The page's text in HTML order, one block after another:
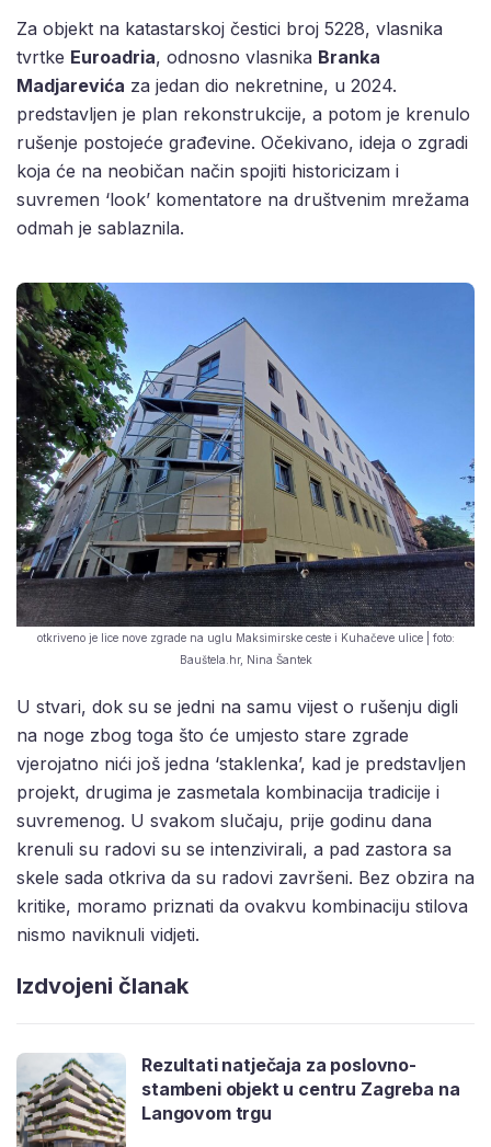
Za objekt na katastarskoj čestici broj 5228, vlasnika
tvrtke Euroadria, odnosno vlasnika Branka
Madjarevića za jedan dio nekretnine, u 2024.
predstavljen je plan rekonstrukcije, a potom je krenulo
rušenje postojeće građevine. Očekivano, ideja o zgradi
koja će na neobičan način spojiti historicizam i
suvremen ‘look’ komentatore na društvenim mrežama
odmah je sablaznila.
otkriveno je lice nove zgrade na uglu Maksimirske ceste i Kuhačeve ulice | foto:
Bauštela.hr, Nina Šantek
U stvari, dok su se jedni na samu vijest o rušenju digli
na noge zbog toga što će umjesto stare zgrade
vjerojatno nići još jedna ‘staklenka’, kad je predstavljen
projekt, drugima je zasmetala kombinacija tradicije i
suvremenog. U svakom slučaju, prije godinu dana
krenuli su radovi su se intenzivirali, a pad zastora sa
skele sada otkriva da su radovi završeni. Bez obzira na
kritike, moramo priznati da ovakvu kombinaciju stilova
nismo naviknuli vidjeti.
Izdvojeni članak
Rezultati natječaja za poslovno-
stambeni objekt u centru Zagreba na
Langovom trgu